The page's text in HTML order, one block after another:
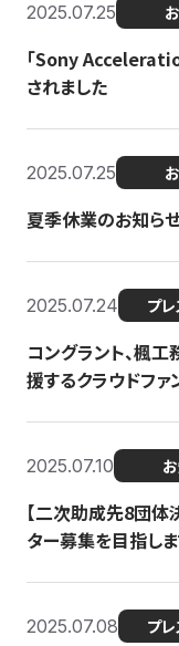
2025.07.25
「Sony
されました
2025.07.25
夏季休業のお知ら
2025.07.24 プ
コングラント、楓
援するクラウドフ
2025.07.10
【二次助成先8団体
ター募集を目指し
2025.07.08 プ